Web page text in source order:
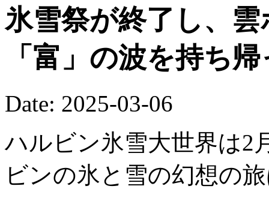
氷雪祭が終了し、
「富」の波を持ち
Date: 2025-03-06
ハルビン氷雪大世界は2
ビンの氷と雪の幻想の